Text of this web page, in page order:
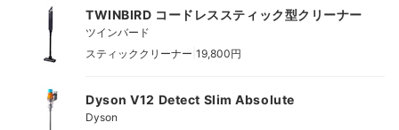
TWINBIRD コードレススティック型クリーナー
ツインバード
スティッククリーナー 19,800円
Dyson V12 Detect Slim Absolute
Dyson